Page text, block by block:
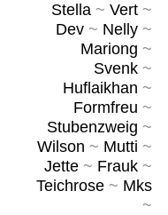
Stella~ Vert~
Dev~ Nelly~
Mariong ~
Svenk~
Huflaikhan ~
Formfreu ~
Stubenzweig ~
Wilson ~ Mutti ~
Jette~ Frauk~
Teichrose~ Mks
~